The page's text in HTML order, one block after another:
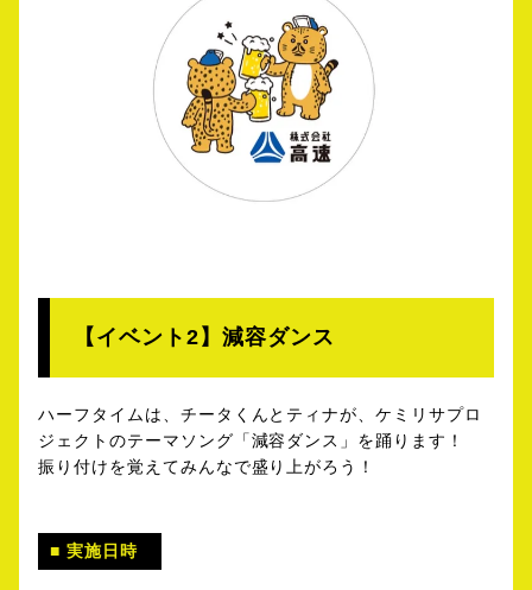
【イベント2】減容ダンス
ハーフタイムは、チータくんとティナが、ケミリサプロ
ジェクトのテーマソング「減容ダンス」を踊ります！
振り付けを覚えてみんなで盛り上がろう！
実施日時